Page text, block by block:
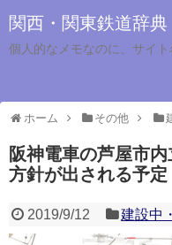
関西・関東鉄道辞典
個人的なメモなのに、サイ
ホーム その他
阪神電車の芦屋市
方針が出される予定
2019/9/12 建設中